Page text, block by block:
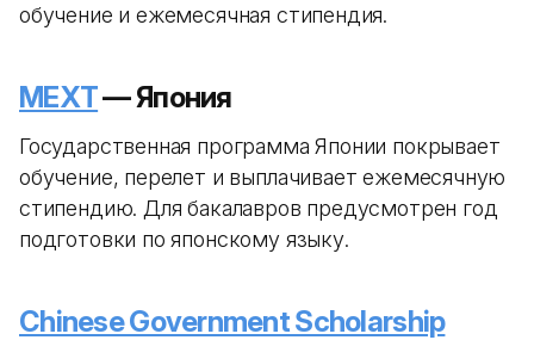
обучение и ежемесячная стипендия.
MEXT— Япония
Государственная программа Японии покрывает
обучение, перелет и выплачивает ежемесячную
стипендию. Для бакалавров предусмотрен год
подготовки по японскому языку.
Chinese Government Scholarship